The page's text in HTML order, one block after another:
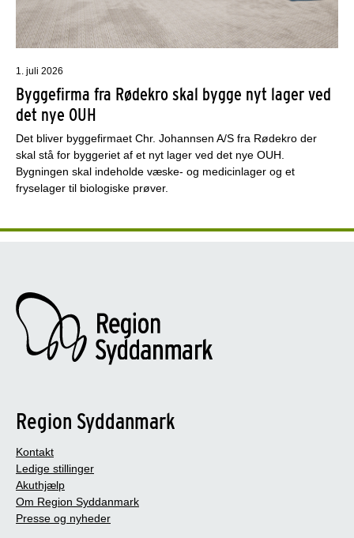
1. juli 2026
Byggefirma fra Rødekro skal bygge nyt lager ved
det nye OUH
Det bliver byggefirmaet Chr. Johannsen A/S fra Rødekro der
skal stå for byggeriet af et nyt lager ved det nye OUH.
Bygningen skal indeholde væske- og medicinlager og et
fryselager til biologiske prøver.
Region Syddanmark
Kontakt
Ledige stillinger
Akuthjælp
Om Region Syddanmark
Presse og nyheder